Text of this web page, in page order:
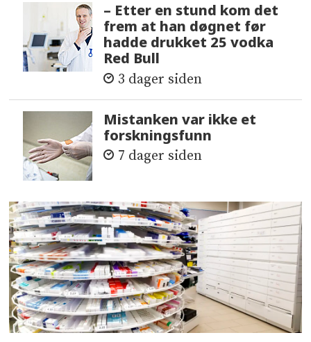
– Etter en stund kom det
frem at han døgnet før
hadde drukket 25 vodka
Red Bull
3 dager siden
Mistanken var ikke et
forskningsfunn
7 dager siden